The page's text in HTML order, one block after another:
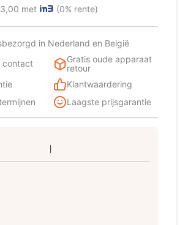
met (0% rente)
in Nederland en België
contact
Gratis oude apparaat
retour
Klantwaardering
Laagste prijsgarantie